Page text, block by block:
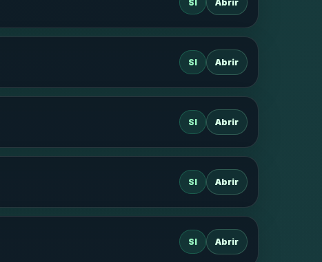
SI Abrir
SI Abrir
SI Abrir
SI Abrir
SI Abrir